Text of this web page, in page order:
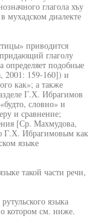
глагола хъу
мухадском диалекте
приводится
глаголу
подобные
2001: 159-160]) и
как»; а также
Г.Х. Ибрагимов
словно» и
и сравнение;
[Ср. Махмудова,
Г.Х. Ибрагимовым как
языке
такой части речи,
языка
котором см. ниже.